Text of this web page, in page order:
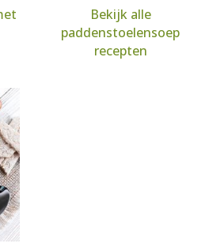
Bekijk alle
paddenstoelensoep
recepten